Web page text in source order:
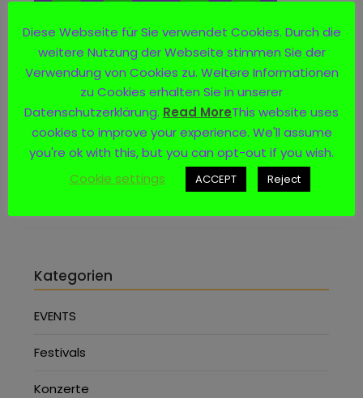
Social Media
Kategorien
EVENTS
Festivals
Konzerte
Diese Webseite für Sie verwendet Cookies. Durch die
weitere Nutzung der Webseite stimmen Sie der
Verwendung von Cookies zu. Weitere Informationen
zu Cookies erhalten Sie in unserer
Datenschutzerklärung. Read MoreThis website uses
cookies to improve your experience. We'll assume
you're ok with this, but you can opt-out if you wish.
Cookie settings
ACCEPT Reject